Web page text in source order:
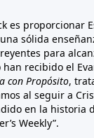
es proporcionar
sólida
para
recibido el
con Propósito,
al seguir a
en la historia
Weekly”.